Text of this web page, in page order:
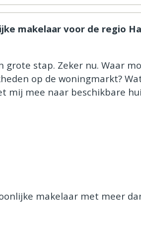
makelaar voor de regio
grote stap. Zeker nu. Waar
op de woningmarkt?
mij mee naar beschikbare
makelaar met meer